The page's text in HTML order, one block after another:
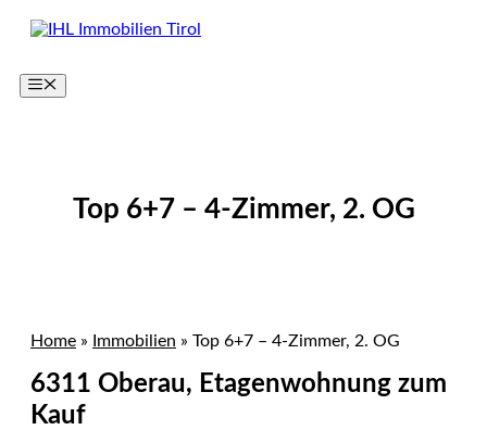
Zum
Inhalt
Menü
Top 6+7 – 4-Zimmer, 2. OG
Home » Immobilien » Top 6+7 – 4-Zimmer, 2. OG
6311 Oberau, Etagenwohnung zum
Kauf